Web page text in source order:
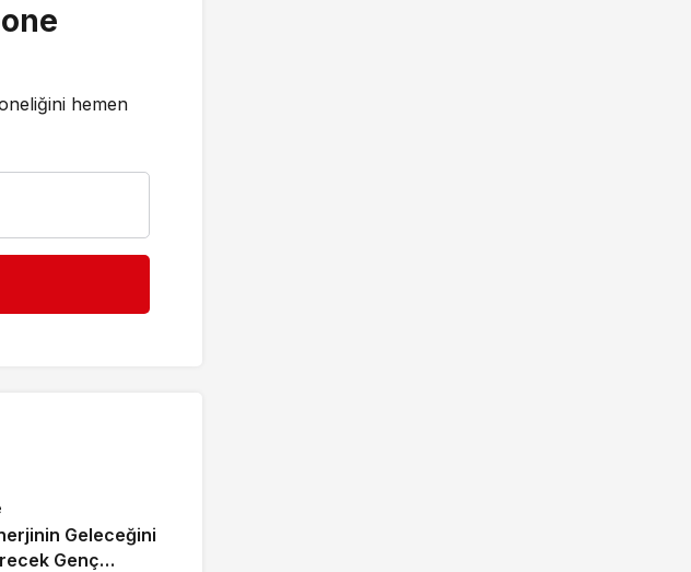
hemen
Geleceğini
Genç